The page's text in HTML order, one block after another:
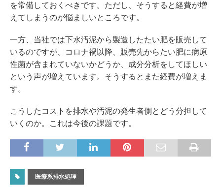
を常備しておくべきです。ただし、そうすると経費が増
えてしまうのが悩ましいところです。
一方、当社では下水汚泥から製造したたい肥を販売して
いるのですが、コロナ禍以降、販売先からたい肥に病原
性菌が含まれていないかどうか、成分分析をしてほしい
という声が増えています。そうするとまた経費が増えま
す。
こうしたコストを排水や汚泥の発生者側とどう分担して
いくのか。これは今後の課題です。
医療系排水処理